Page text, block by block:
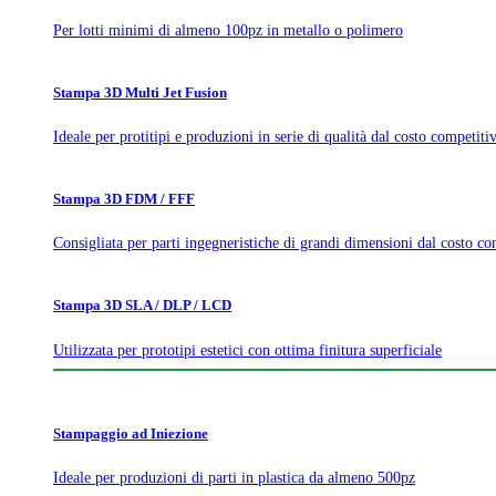
Per lotti minimi di almeno 100pz in metallo o polimero
Stampa 3D Multi Jet Fusion
Ideale per protitipi e produzioni in serie di qualità dal costo
Stampa 3D FDM / FFF
Consigliata per parti ingegneristiche di grandi dimensioni dal costo
Stampa 3D SLA / DLP / LCD
Utilizzata per prototipi estetici con ottima finitura superficiale
Stampaggio ad Iniezione
Ideale per produzioni di parti in plastica da almeno 500pz